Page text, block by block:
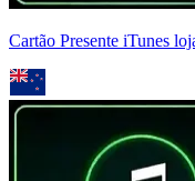
Cartão Presente iTunes